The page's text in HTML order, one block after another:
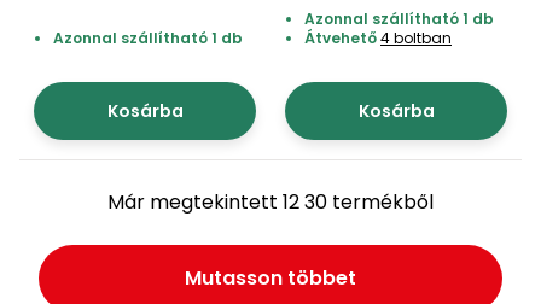
Azonnal szállítható 1 db
Kosárba
Azonnal szállítható 1 db
Átvehető4 boltban
Kosárba
Már megtekintett 12 30 termékből
Mutasson többet